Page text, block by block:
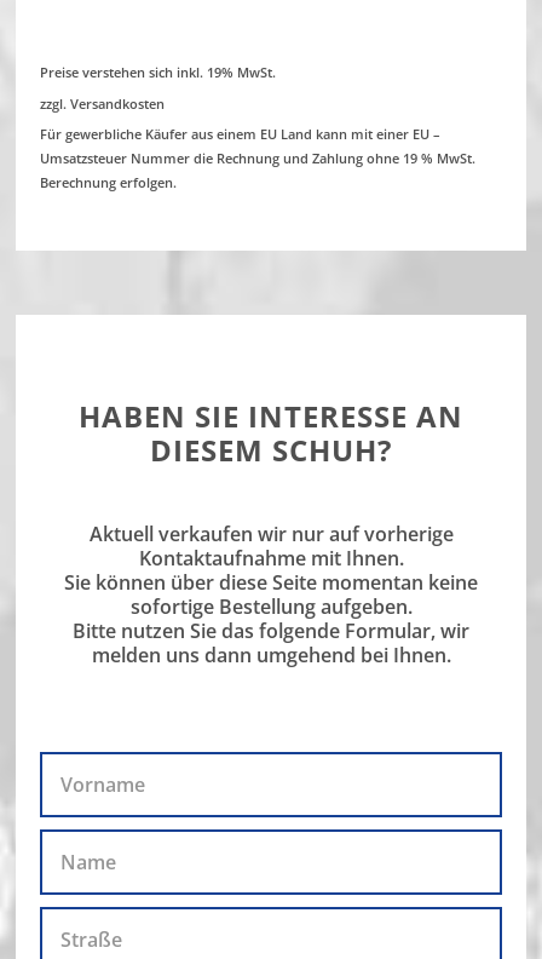
Preise verstehen sich inkl. 19% MwSt.
zzgl. Versandkosten
Für gewerbliche Käufer aus einem EU Land kann mit einer EU –
Umsatzsteuer Nummer die Rechnung und Zahlung ohne 19 % MwSt.
Berechnung erfolgen.
HABEN SIE INTERESSE AN
DIESEM SCHUH?
Aktuell verkaufen wir nur auf vorherige
Kontaktaufnahme mit Ihnen.
Sie können über diese Seite momentan keine
sofortige Bestellung aufgeben.
Bitte nutzen Sie das folgende Formular, wir
melden uns dann umgehend bei Ihnen.